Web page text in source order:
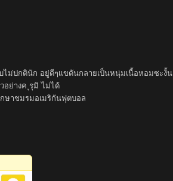
ม่ปกตินัก อยู่ดีๆเเขดันกลายเป็นหนุ่มเนื้อหอมซะงั้น
อย่างค ุรุมิ ไม่ได้
ษาชมรมอเมริกันฟุตบอล